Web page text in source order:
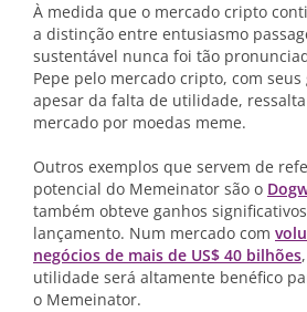
À medida que o mercado cripto
a distinção entre entusiasmo
sustentável nunca foi tão
Pepe pelo mercado cripto, com
apesar da falta de utilidade,
mercado por moedas meme.
Outros exemplos que servem de
potencial do Memeinator são o
também obteve ganhos
lançamento. Num mercado com
negócios de mais de US$ 40 bilhões
utilidade será altamente benéfico
o Memeinator.